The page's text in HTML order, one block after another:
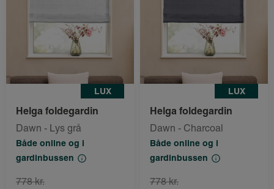
LUX
Helga foldegardin
Dawn - Lys grå
Både online og i
gardinbussen
778 kr.
LUX
Helga foldegardin
Dawn - Charcoal
Både online og i
gardinbussen
778 kr.